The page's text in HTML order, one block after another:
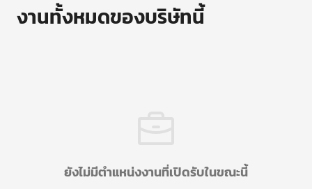
งานทั้งหมดของบริษัทนี้
ยังไม่มีตำแหน่งงานที่เปิดรับในขณะนี้